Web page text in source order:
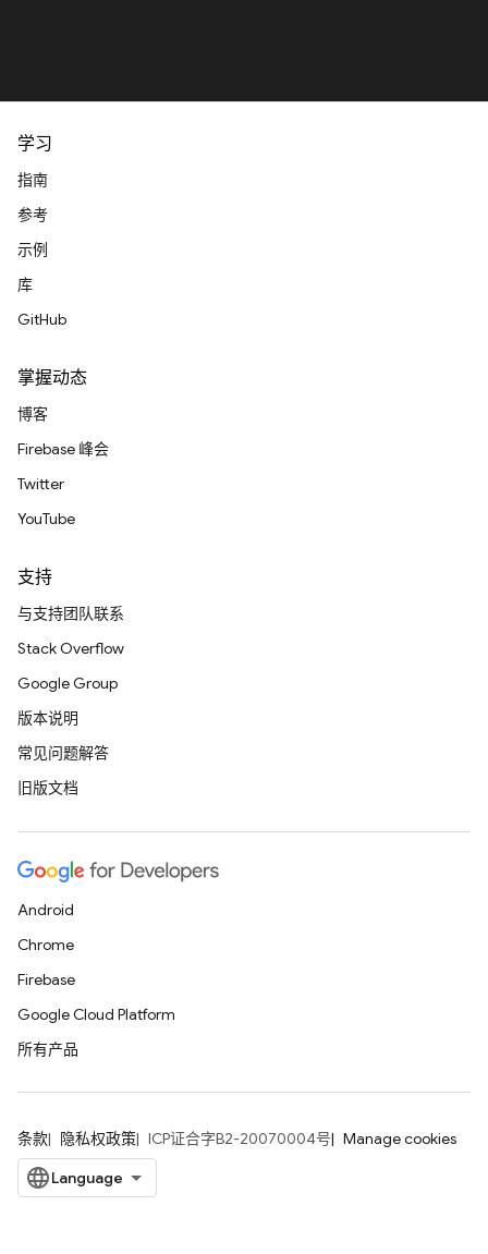
学习
指南
参考
示例
库
GitHub
掌握动态
博客
Firebase 峰会
Twitter
YouTube
支持
与支持团队联系
Stack Overflow
Google Group
版本说明
常见问题解答
旧版文档
Android
Chrome
Firebase
Google Cloud Platform
所有产品
条款 隐私权政策 ICP证合字B2-20070004号 Manage cookies